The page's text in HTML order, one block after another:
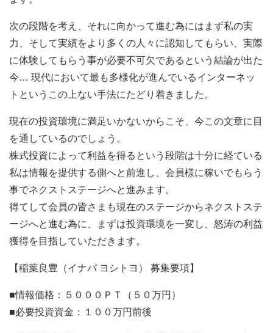
次の段階を考え、それに向かって進む為にはまず私の実
力、そして実績をより多くの人々に認知してもらい、実際
に体験してもらう事が必要不可欠であるという結論が出た
今… 現代において最も多様化が進んでいるインターネッ
トというこの上ない手法にたどり着きました。
現在の投資環境に満足いかないからこそ、今この文章に目
を通しているのでしょう。
株式投資によって利益を得るという段階は十分に経ている
私は情報を提供する側へと前進し、会員様に稼いでもらう
事でネクストステージへと進みます。
得てして会員の皆さまも現在のステージからネクストステ
ージへと進む為に、まずは投資環境を一変し、怒涛の利益
獲得を目指していただきます。
【稲葉良豊（イナバ ヨシトヨ） 募集要項】
■情報価格：５０００ＰＴ（５０万円）
■必要投資資金：１００万円前後